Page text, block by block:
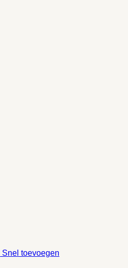
Snel toevoegen